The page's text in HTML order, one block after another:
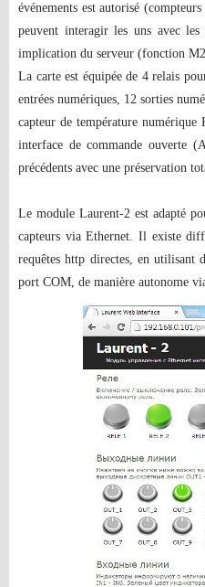
événements est autorisé
peuvent interagir les uns avec
implication du serveur (fonction
La carte est équipée de 4 relais
entrées numériques, 12 sorties
capteur de température
interface de commande ouverte
précédents avec une préservation
Le module Laurent-2 est adapté
capteurs via Ethernet. Il existe
requêtes http directes, en utilisant
port COM, de manière autonome